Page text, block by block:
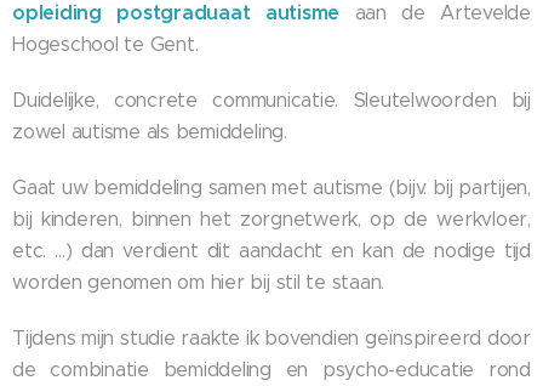
opleiding postgraduaat autisme
aan de Artevelde
Hogeschool te Gent.
Duidelijke, concrete communicatie. Sleutelwoorden bij
zowel autisme als bemiddeling.
Gaat uw bemiddeling samen met autisme (bijv. bij partijen,
bij kinderen, binnen het zorgnetwerk, op de werkvloer,
etc. …) dan verdient dit aandacht en kan de nodige tijd
worden genomen om hier bij stil te staan.
Tijdens mijn studie raakte ik bovendien geïnspireerd door
de combinatie bemiddeling en psycho-educatie rond